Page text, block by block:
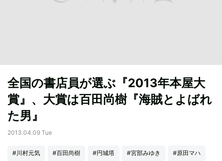
全国の書店員が選ぶ『2013年本屋大
賞』、大賞は百田尚樹『海賊とよばれ
た男』
2013.04.09 Tue
#川村元気 #百田尚樹 #円城塔 #宮部みゆき #原田マハ